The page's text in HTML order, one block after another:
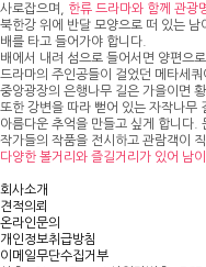
사로잡으며, 한류 드라마와 함께 관광
북한강 위에 반달 모양으로 떠 있는
배를 타고 들어가야 합니다.
배에서 내려 섬으로 들어서면 양편으
드라마의 주인공들이 걸었던 메타세쿼
중앙광장의 은행나무 길은 가을이면
또한 강변을 따라 뻗어 있는 자작나무
아름다운 추억을 만들고 싶게 합니다.
작가들의 작품을 전시하고 관람객이
다양한 볼거리와 즐길거리가 있어 남
회사소개
견적의뢰
온라인문의
개인정보취급방침
이메일무단수집거부